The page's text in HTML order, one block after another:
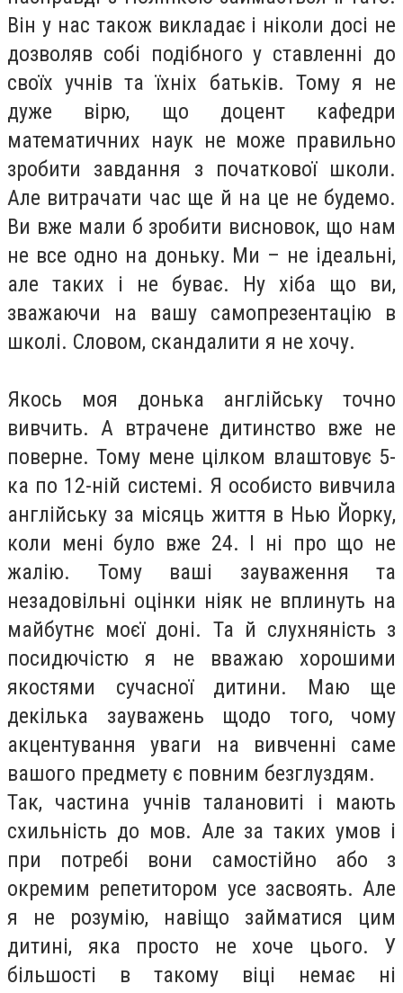
Він у нас також викладає і ніколи досі не
дозволяв собі подібного у ставленні до
своїх учнів та їхніх батьків. Тому я не
дуже вірю, що доцент кафедри
математичних наук не може правильно
зробити завдання з початкової школи.
Але витрачати час ще й на це не будемо.
Ви вже мали б зробити висновок, що нам
не все одно на доньку. Ми – не ідеальні,
але таких і не буває. Ну хіба що ви,
зважаючи на вашу самопрезентацію в
школі. Словом, скандалити я не хочу.
Якось моя донька англійську точно
вивчить. А втрачене дитинство вже не
поверне. Тому мене цілком влаштовує 5-
ка по 12-ній системі. Я особисто вивчила
англійську за місяць життя в Нью Йорку,
коли мені було вже 24. І ні про що не
жалію. Тому ваші зауваження та
незадовільні оцінки ніяк не вплинуть на
майбутнє моєї доні. Та й слухняність з
посидючістю я не вважаю хорошими
якостями сучасної дитини. Маю ще
декілька зауважень щодо того, чому
акцентування уваги на вивченні саме
вашого предмету є повним безглуздям.
Так, частина учнів талановиті і мають
схильність до мов. Але за таких умов і
при потребі вони самостійно або з
окремим репетитором усе засвоять. Але
я не розумію, навіщо займатися цим
дитині, яка просто не хоче цього. У
більшості в такому віці немає ні